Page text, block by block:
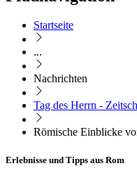
Startseite
...
Nachrichten
Tag des Herrn -
Römische Einblicke
Erlebnisse und Tipps aus Rom